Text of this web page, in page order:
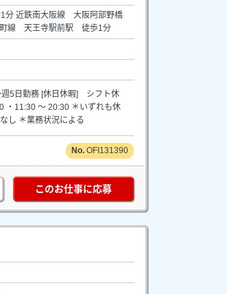
近鉄南大阪線 大阪阿部野橋
線 天王寺駅前駅 徒歩1分
5日勤務 [休日休暇] シフト休
11:30 ～ 20:30 ＊いずれも休
し ＊業務状況による
OFI131390
このお仕事に応募